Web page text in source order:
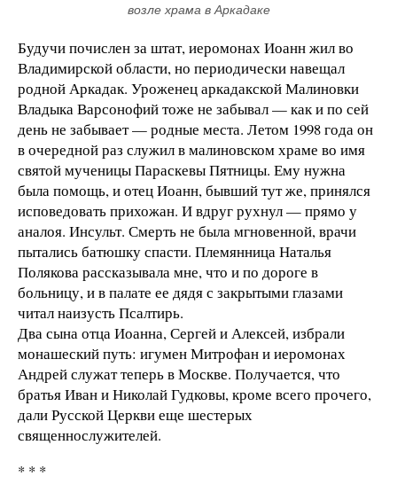
возле храма в Аркадаке
Будучи почислен за штат, иеромонах Иоанн жил во
Владимирской области, но периодически навещал
родной Аркадак. Уроженец аркадакской Малиновки
Владыка Варсонофий тоже не забывал — как и по сей
день не забывает — родные места. Летом 1998 года он
в очередной раз служил в малиновском храме во имя
святой мученицы Параскевы Пятницы. Ему нужна
была помощь, и отец Иоанн, бывший тут же, принялся
исповедовать прихожан. И вдруг рухнул — прямо у
аналоя. Инсульт. Смерть не была мгновенной, врачи
пытались батюшку спасти. Племянница Наталья
Полякова рассказывала мне, что и по дороге в
больницу, и в палате ее дядя с закрытыми глазами
читал наизусть Псалтирь.
Два сына отца Иоанна, Сергей и Алексей, избрали
монашеский путь: игумен Митрофан и иеромонах
Андрей служат теперь в Москве. Получается, что
братья Иван и Николай Гудковы, кроме всего прочего,
дали Русской Церкви еще шестерых
священнослужителей.
* * *